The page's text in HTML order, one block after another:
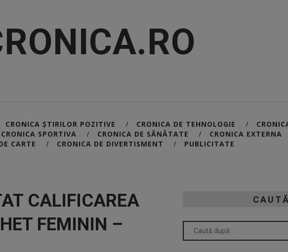
CRONICA ȘTIRILOR POZITIVE / CRONICA DE TEHNOLOGIE /
CRONICA SPORTIVA / CRONICA DE SĂNĂTATE / CRONICA EXTERNA
CARTE / CRONICA DE DIVERTISMENT / PUBLICITATE
CALIFICAREA
FEMININ –
CAUTĂ